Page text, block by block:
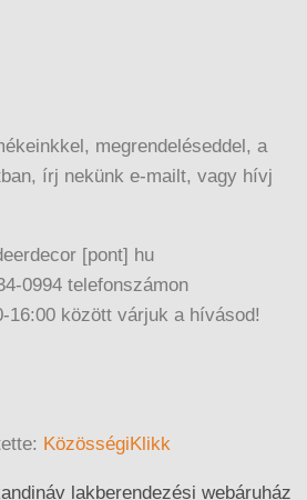
megrendeléseddel, a
írj nekünk e-mailt, vagy hívj
[pont] hu
0994 telefonszámon
16:00 között várjuk a hívásod!
KözösségiKlikk
lakberendezési webáruház